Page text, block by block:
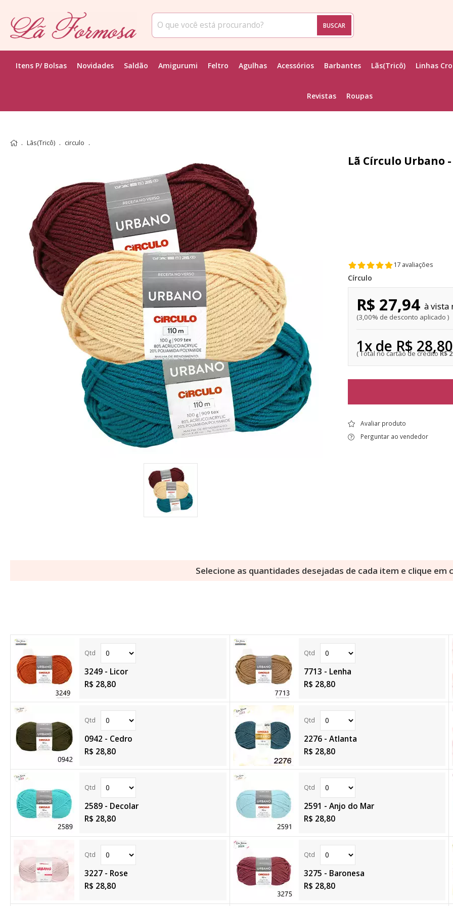
BUSCAR
Itens P/ Bolsas Novidades Saldão Amigurumi Feltro Agulhas Acessórios Barbantes Lãs(Tricô) Linhas
Revistas Roupas
Lãs(Tricô) circulo
Lã Círculo Urbano
17 avaliações
Círculo
R$
1x de R$ 28,80
R$ 27,94
3,00% de desconto aplicado
Avaliar produto
Perguntar ao vendedor
Selecione as quantidades desejadas de cada item e clique em
3249 - Licor
R$ 28,80
7713 - Lenha
R$ 28,80
0942 - Cedro
R$ 28,80
2276 - Atlanta
R$ 28,80
2589 - Decolar
R$ 28,80
2591 - Anjo do Mar
R$ 28,80
3227 - Rose
R$ 28,80
3275 - Baronesa
R$ 28,80